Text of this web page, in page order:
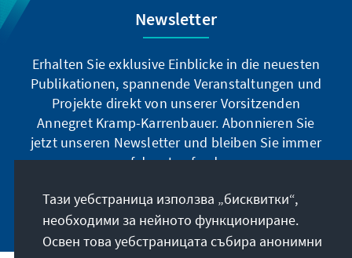
Newsletter
Erhalten Sie exklusive Einblicke in die neuesten
Publikationen, spannende Veranstaltungen und
Projekte direkt von unserer Vorsitzenden
Annegret Kramp-Karrenbauer. Abonnieren Sie
jetzt unseren Newsletter und bleiben Sie immer
auf dem Laufenden.
Jetzt abonnieren
Тази уебстраница използва „бисквитки“,
необходими за нейното функциониране.
Освен това уебстраницата събира анонимни